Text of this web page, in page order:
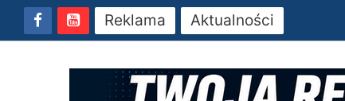
Reklama Aktualności